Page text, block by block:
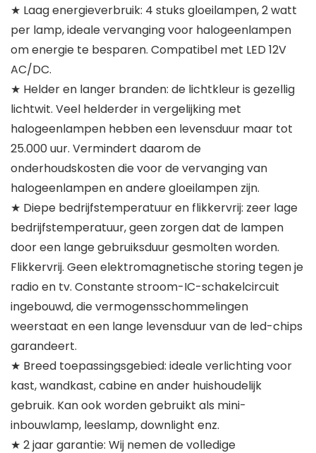
★ Laag energieverbruik: 4 stuks gloeilampen, 2 watt
per lamp, ideale vervanging voor halogeenlampen
om energie te besparen. Compatibel met LED 12V
AC/DC.
★ Helder en langer branden: de lichtkleur is gezellig
lichtwit. Veel helderder in vergelijking met
halogeenlampen hebben een levensduur maar tot
25.000 uur. Vermindert daarom de
onderhoudskosten die voor de vervanging van
halogeenlampen en andere gloeilampen zijn.
★ Diepe bedrijfstemperatuur en flikkervrij: zeer lage
bedrijfstemperatuur, geen zorgen dat de lampen
door een lange gebruiksduur gesmolten worden.
Flikkervrij. Geen elektromagnetische storing tegen je
radio en tv. Constante stroom-IC-schakelcircuit
ingebouwd, die vermogensschommelingen
weerstaat en een lange levensduur van de led-chips
garandeert.
★ Breed toepassingsgebied: ideale verlichting voor
kast, wandkast, cabine en ander huishoudelijk
gebruik. Kan ook worden gebruikt als mini-
inbouwlamp, leeslamp, downlight enz.
★ 2 jaar garantie: Wij nemen de volledige